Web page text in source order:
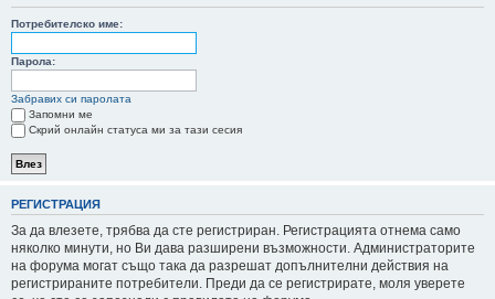
Потребителско име:
Парола:
Забравих си паролата
Запомни ме
Скрий онлайн статуса ми за тази сесия
РЕГИСТРАЦИЯ
За да влезете, трябва да сте регистриран. Регистрацията отнема само
няколко минути, но Ви дава разширени възможности. Администраторите
на форума могат също така да разрешат допълнителни действия на
регистрираните потребители. Преди да се регистрирате, моля уверете